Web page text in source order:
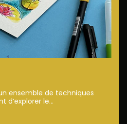
ensemble de techniques
d’explorer le...